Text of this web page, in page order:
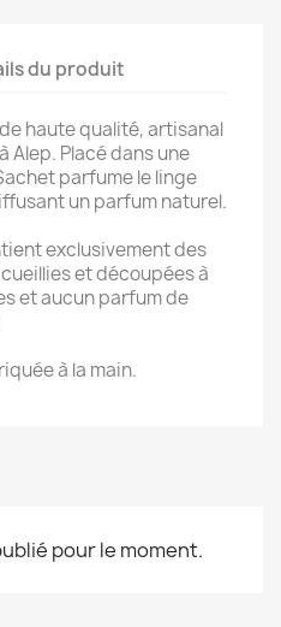
du produit
haute qualité, artisanal
Alep. Placé dans une
parfume le linge
un parfum naturel.
exclusivement des
et découpées à
et aucun parfum de
à la main.
pour le moment.